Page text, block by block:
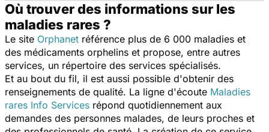
Où trouver des informations sur les
maladies rares ?
Le site Orphanet référence plus de 6 000 maladies et
des médicaments orphelins et propose, entre autres
services, un répertoire des services spécialisés.
Et au bout du fil, il est aussi possible d'obtenir des
renseignements de qualité. La ligne d'écoute Maladies
rares Info Services répond quotidiennement aux
demandes des personnes malades, de leurs proches et